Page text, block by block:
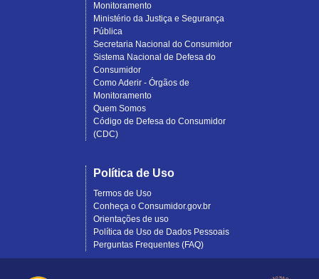
Monitoramento
Ministério da Justiça e Segurança
Pública
Secretaria Nacional do Consumidor
Sistema Nacional de Defesa do
Consumidor
Como Aderir - Órgãos de
Monitoramento
Quem Somos
Código de Defesa do Consumidor
(CDC)
Política de Uso
Termos de Uso
Conheça o Consumidor.gov.br
Orientações de uso
Política de Uso de Dados Pessoais
Perguntas Frequentes (FAQ)